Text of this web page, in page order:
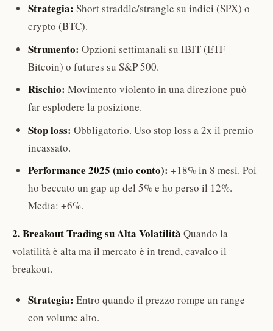
Strategia: Short straddle/strangle su indici (SPX) o
crypto (BTC).
Strumento: Opzioni settimanali su IBIT (ETF
Bitcoin) o futures su S&P 500.
Rischio: Movimento violento in una direzione può
far esplodere la posizione.
Stop loss: Obbligatorio. Uso stop loss a 2x il premio
incassato.
Performance 2025 (mio conto): +18% in 8 mesi. Poi
ho beccato un gap up del 5% e ho perso il 12%.
Media: +6%.
2. Breakout Trading su Alta Volatilità Quando la
volatilità è alta ma il mercato è in trend, cavalco il
breakout.
Strategia: Entro quando il prezzo rompe un range
con volume alto.